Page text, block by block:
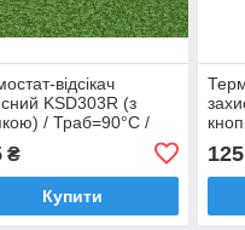
відсікач
KSD303R (з
/ Траб=90°С /
бойлерів,
₴
Купити
125